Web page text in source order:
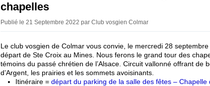
chapelles
Publié le 21 Septembre 2022 par Club vosgien Colmar
Le club vosgien de Colmar vous convie, le mercredi 28
départ de Ste Croix au Mines. Nous ferons le grand tour des
témoins du passé chrétien de l’Alsace. Circuit vallonné offrant de
d’Argent, les prairies et les sommets avoisinants.
Itinéraire = départ du parking de la salle des fêtes – Chapelle